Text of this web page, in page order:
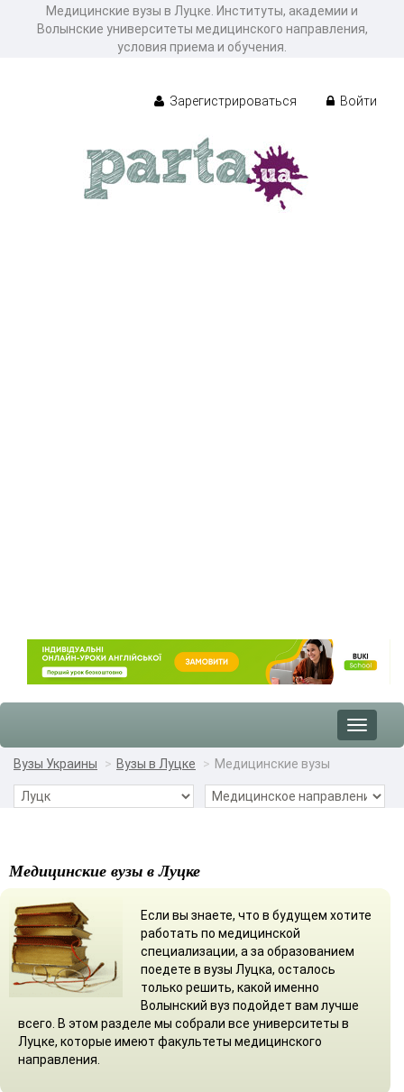
Медицинские вузы в Луцке. Институты, академии и
Волынские университеты медицинского направления,
условия приема и обучения.
Зарегистрироваться Войти
Toggle
Вузы Украины
Вузы в Луцке Медицинские вузы
Медицинские вузы в Луцке
Если вы знаете, что в будущем хотите
работать по медицинской
специализации, а за образованием
поедете в вузы Луцка, осталось
только решить, какой именно
Волынский вуз подойдет вам лучше
всего. В этом разделе мы собрали все университеты в
Луцке, которые имеют факультеты медицинского
направления.